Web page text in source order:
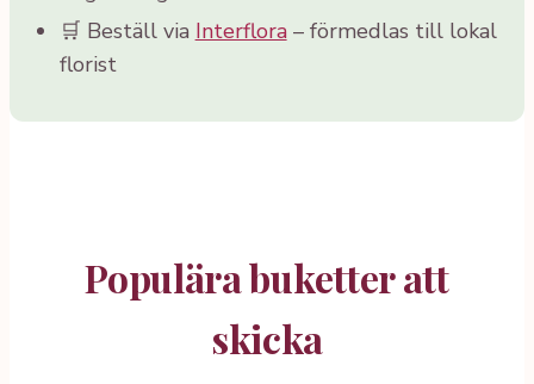
🛒 Beställ via Interflora– förmedlas till lokal
florist
Populära buketter att
skicka